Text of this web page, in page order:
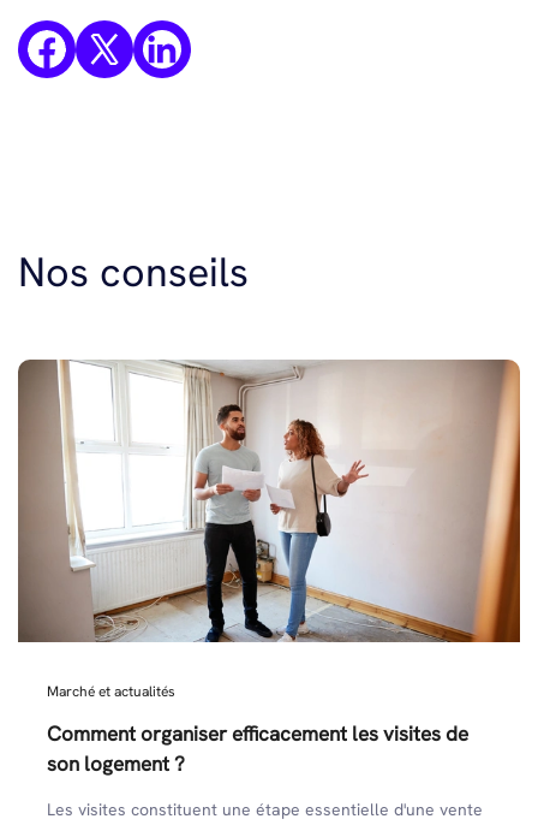
Nos conseils
Marché et actualités
Comment organiser efficacement les visites de
son logement ?
Les visites constituent une étape essentielle d'une vente